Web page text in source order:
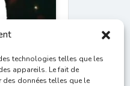
technologies telles que les
appareils. Le fait de
données telles que le